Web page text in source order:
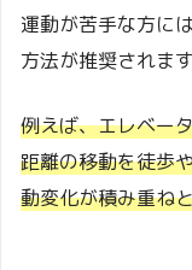
運動が苦手な方に
方法が推奨されます
例えば、エレベー
距離の移動を徒歩
動変化が積み重ね